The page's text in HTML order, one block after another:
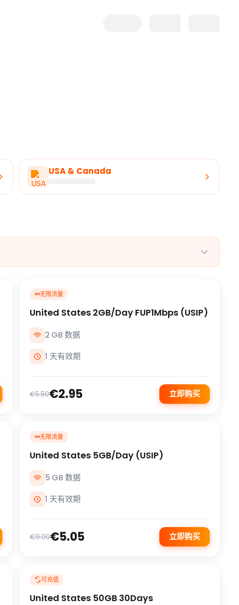
USA & Canada
∞无限流量
United States 2GB/Day FUP1Mbps (USIP)
2 GB 数据
1 天有效期
€5.50€2.95 立即购买
∞无限流量
United States 5GB/Day (USIP)
5 GB 数据
1 天有效期
€9.00€5.05 立即购买
可充值
United States 50GB 30Days